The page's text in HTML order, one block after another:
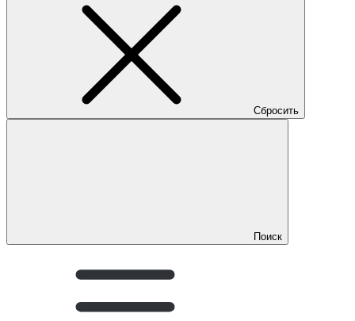
Сбросить
Поиск